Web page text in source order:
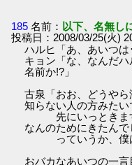
185 名前： 以下、名無し
投稿日：2008/03/25(火)
ハルヒ「あ、あいつは
キョン「な、なんだ
名前か!?」
古泉「おお、どうや
知らない人の方みたい
先にいっときます
なんのためにきたんで
っていうか、僕は
おバカなあいつの一